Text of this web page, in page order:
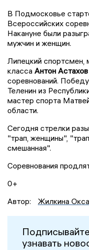
В Подмосковье
Всероссийских
Накануне были
мужчин и женщин.
Липецкий спортсмен,
класса Антон Астахов
соревнований.
Теленин из
мастер спорта
области.
Сегодня стрелки
"трап, женщины",
смешанная".
Соревнования
0+
Автор:
Жилкина
узнавать